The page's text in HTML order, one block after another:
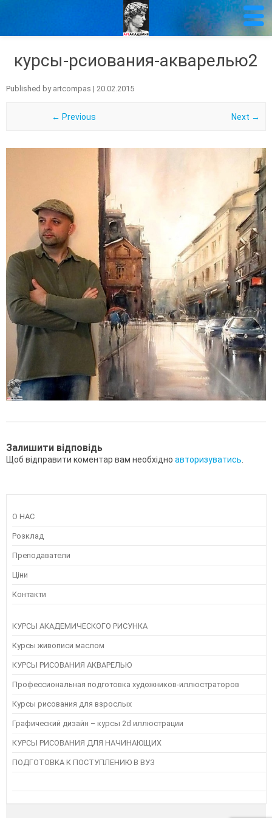
курсы-рсиования-акварелью2
Published by artcompas | 20.02.2015
← Previous Next →
Залишити відповідь
Щоб відправити коментар вам необхідно авторизуватись.
О НАС
Розклад
Преподаватели
Ціни
Контакти
КУРСЫ АКАДЕМИЧЕСКОГО РИСУНКА
Курсы живописи маслом
КУРСЫ РИСОВАНИЯ АКВАРЕЛЬЮ
Профессиональная подготовка художников-иллюстраторов
Курсы рисования для взрослых
Графический дизайн – курсы 2d иллюстрации
КУРСЫ РИСОВАНИЯ ДЛЯ НАЧИНАЮЩИХ
ПОДГОТОВКА К ПОСТУПЛЕНИЮ В ВУЗ